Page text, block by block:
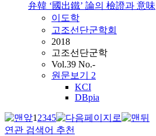
弁韓 ‘國出鐵’ 論의 檢證과 意味
이도학
고조선단군학회
2018
고조선단군학
Vol.39 No.-
원문보기 2
KCI
DBpia
12345
연관 검색어 추천